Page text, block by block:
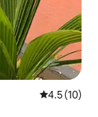
平均评分
4.5 (10)